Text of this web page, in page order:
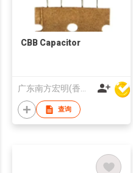
CBB Capacitor
广东南方宏明(香港)电子科技股份有限公司
查询